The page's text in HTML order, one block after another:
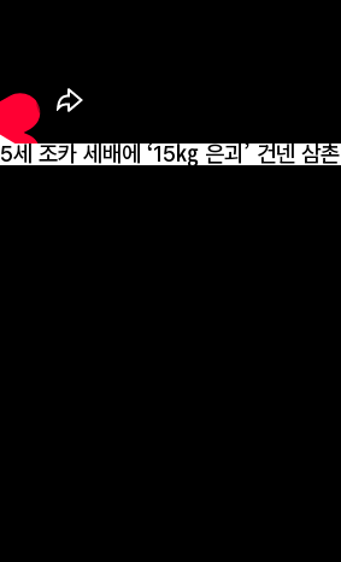
5세 조카 세배에 ‘15㎏ 은괴’ 건넨 삼촌